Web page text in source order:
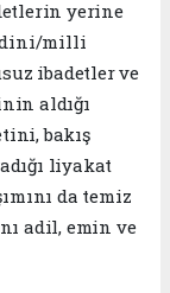
yerine
dini/milli
ibadetler ve
aldığı
bakış
liyakat
da temiz
adil, emin ve